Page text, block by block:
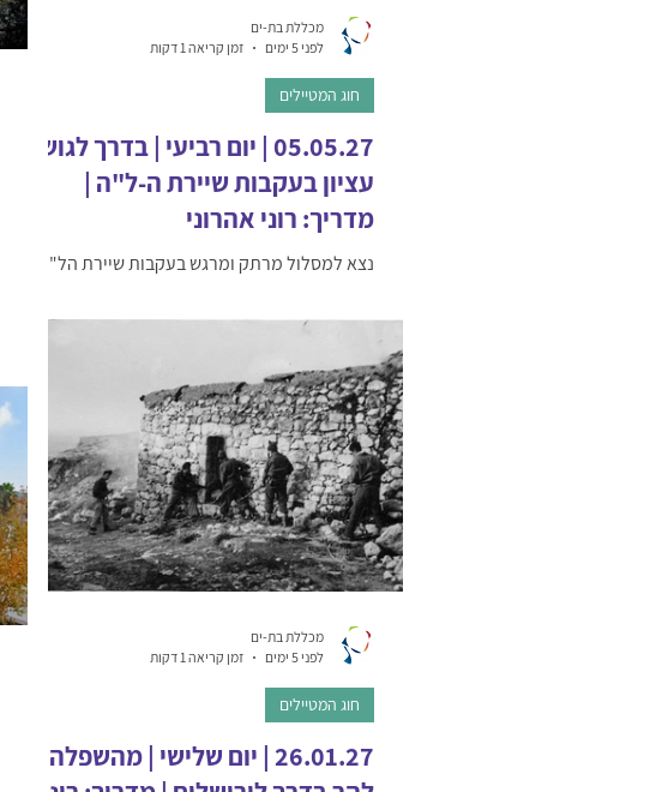
05.05.27 | יום רביעי | בדרך לגוש
עציון בעקבות שיירת ה-ל"ה |
מדריך: רוני אהרוני
נצא למסלול מרתק ומרגש בעקבות שיירת הל"ה
הפלמ"ח ההרואים – דני מס ניסע במסלול נושק
בה התחולל הקרב הקשה בין המחלקה של דני
לפורעים הערבים עד שנפלו כולם. גוש עציון –
סיפור ההתיישבות בגוש טרם הקמת המדינה
וסיפור ההתיישבות המחודשת לאחר מלחמת ששת
הימים. כפר עציון – חיזיון אור קולי חדש ומרגש.
מוזיאון העדות המספר את סיפור הגבורה של
מתיישבי גוש עציון עד נפילת הגוש וההליכה בשבי
ערב הקמת המדינה. האלון הבודד – ה
חוג המטיילים
מכללת בת-ים
לפני 5 ימים
זמן קריאה 1 דקות
26.01.27 | יום שלישי | מהשפלה
חוג המטיילים
מכללת בת-ים
לפני 5 ימים
זמן קריאה 1 דקות